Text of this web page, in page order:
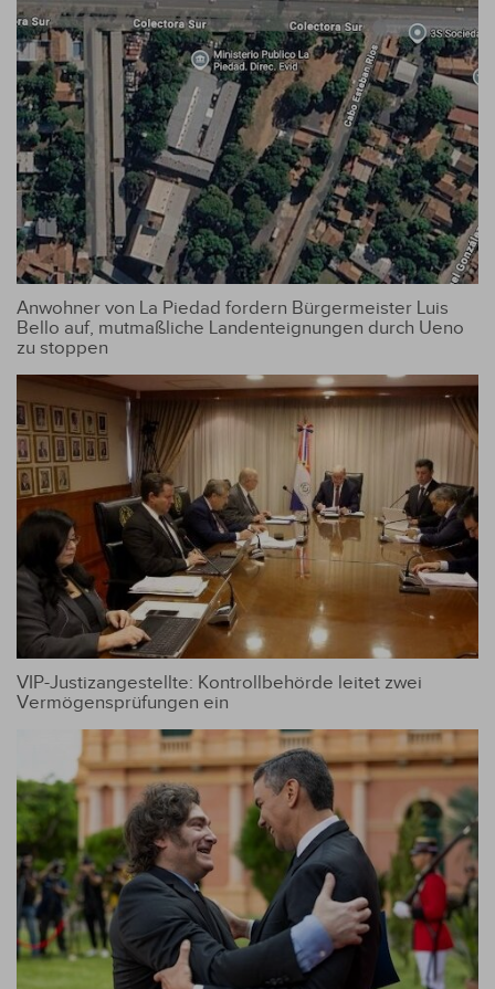
Anwohner von La Piedad fordern Bürgermeister Luis
Bello auf, mutmaßliche Landenteignungen durch Ueno
zu stoppen
VIP-Justizangestellte: Kontrollbehörde leitet zwei
Vermögensprüfungen ein